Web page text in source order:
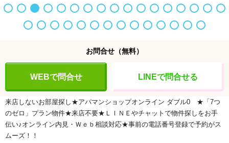
お問合せ （無料）
WEBで問合せ LINEで問合せる
来店しないお部屋探し★アパマンショップオンライン ダブル0 ★「7つ
のゼロ」プラン物件★来店不要★ＬＩＮＥやチャットで物件探しをお手
伝い♪オンライン内見・Ｗｅｂ相談対応★事前の電話番号登録で予約がス
ムーズ！！